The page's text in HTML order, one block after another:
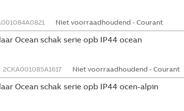
Niet voorraadhoudend - Courant
Ocean schak serie opb IP44 ocean
2CKA001085A1617 Niet voorraadhoudend - Courant
Ocean schak serie opb IP44 ocen-alpin